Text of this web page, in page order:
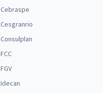
Cebraspe
Cesgranrio
Consulplan
FCC
FGV
Idecan